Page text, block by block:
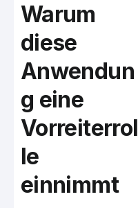
Warum
diese
Anwendun
g eine
Vorreiterrol
le
einnimmt